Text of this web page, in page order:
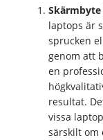
Skärmbyte
laptops är
sprucken
genom att
en
resultat.
vissa
särskilt om